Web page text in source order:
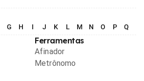
G H I J K L M N O P Q
Ferramentas
Afinador
Metrônomo